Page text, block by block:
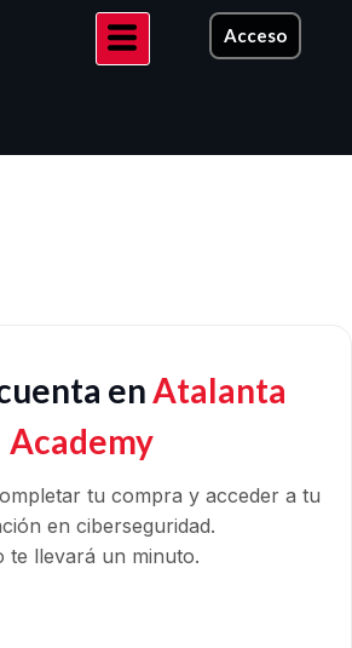
Acceso
enAtalanta
Academy
tu compra y acceder a tu
en ciberseguridad.
te llevará un minuto.